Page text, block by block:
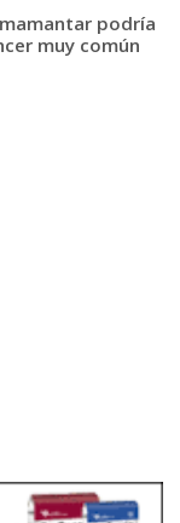
podría
muy común